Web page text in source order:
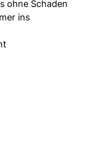
ohne Schaden
ins